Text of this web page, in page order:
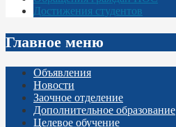
Достижения студентов
Главное меню
Объявления
Новости
Заочное отделение
Дополнительное образование
Целевое обучение